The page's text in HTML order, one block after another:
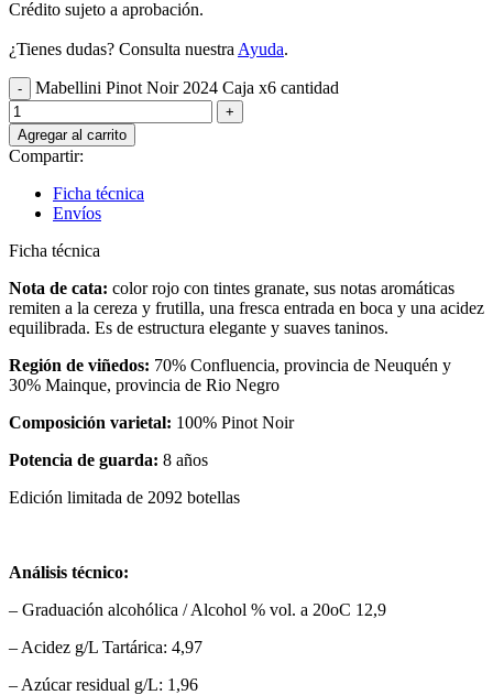
Crédito sujeto a aprobación.
¿Tienes dudas? Consulta nuestra Ayuda.
Mabellini Pinot Noir 2024 Caja x6 cantidad
Agregar al carrito
Compartir:
Ficha técnica
Envíos
Ficha técnica
Nota de cata: color rojo con tintes granate, sus notas aromáticas
remiten a la cereza y frutilla, una fresca entrada en boca y una acidez
equilibrada. Es de estructura elegante y suaves taninos.
Región de viñedos: 70% Confluencia, provincia de Neuquén y
30% Mainque, provincia de Rio Negro
Composición varietal: 100% Pinot Noir
Potencia de guarda: 8 años
Edición limitada de 2092 botellas
Análisis técnico:
– Graduación alcohólica / Alcohol % vol. a 20oC 12,9
– Acidez g/L Tartárica: 4,97
– Azúcar residual g/L: 1,96